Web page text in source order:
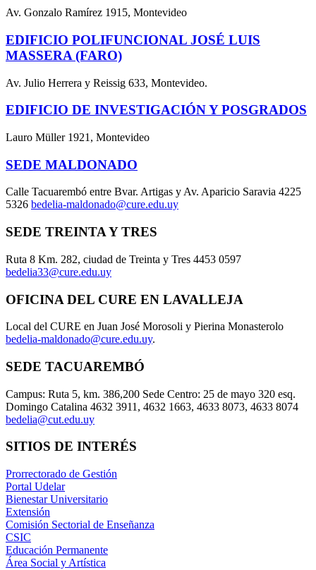
Av. Gonzalo Ramírez 1915, Montevideo
EDIFICIO POLIFUNCIONAL JOSÉ LUIS
MASSERA (FARO)
Av. Julio Herrera y Reissig 633, Montevideo.
EDIFICIO DE INVESTIGACIÓN Y POSGRADOS
Lauro Müller 1921, Montevideo
SEDE MALDONADO
Calle Tacuarembó entre Bvar. Artigas y Av. Aparicio Saravia 4225
5326 bedelia-maldonado@cure.edu.uy
SEDE TREINTA Y TRES
Ruta 8 Km. 282, ciudad de Treinta y Tres 4453 0597
bedelia33@cure.edu.uy
OFICINA DEL CURE EN LAVALLEJA
Local del CURE en Juan José Morosoli y Pierina Monasterolo
bedelia-maldonado@cure.edu.uy.
SEDE TACUAREMBÓ
Campus: Ruta 5, km. 386,200 Sede Centro: 25 de mayo 320 esq.
Domingo Catalina 4632 3911, 4632 1663, 4633 8073, 4633 8074
bedelia@cut.edu.uy
SITIOS DE INTERÉS
Prorrectorado de Gestión
Portal Udelar
Bienestar Universitario
Extensión
Comisión Sectorial de Enseñanza
CSIC
Educación Permanente
Área Social y Artística